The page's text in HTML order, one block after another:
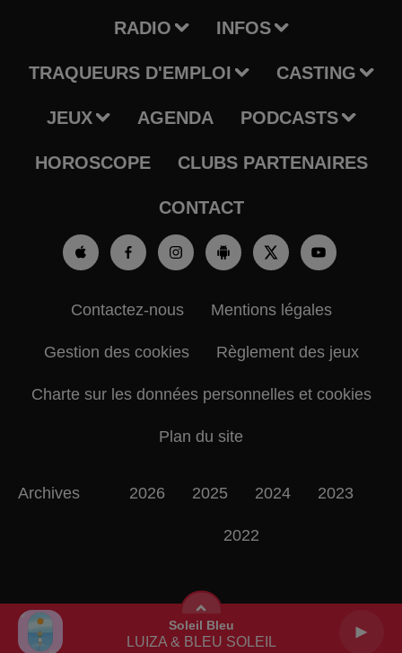
Soleil Bleu
LUIZA & BLEU SOLEIL
RADIO INFOS
TRAQUEURS D'EMPLOI CASTING
JEUX AGENDA PODCASTS
HOROSCOPE CLUBS PARTENAIRES
CONTACT
Contactez-nous Mentions légales
Gestion des cookies Règlement des jeux
Charte sur les données personnelles et cookies
Plan du site
Archives 2026 2025 2024 2023
2022